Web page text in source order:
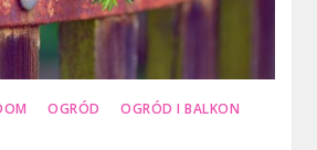
OGRÓD
OGRÓD I BALKON